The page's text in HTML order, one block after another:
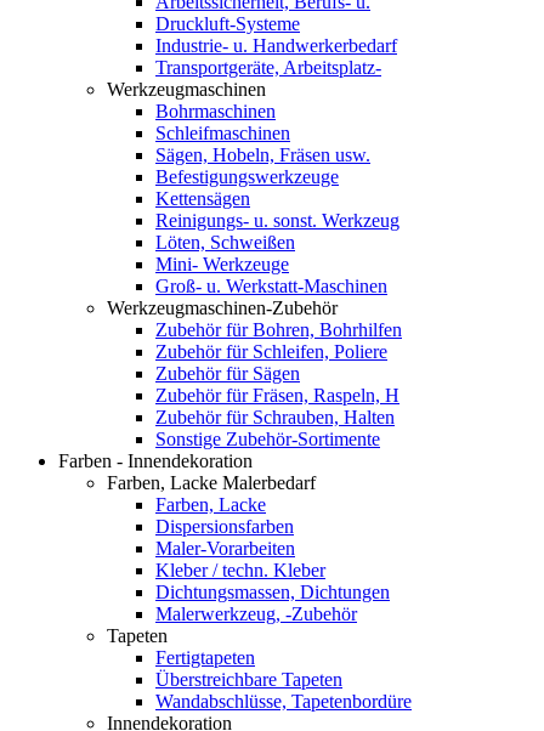
Druckluft-Systeme
Industrie- u. Handwerkerbedarf
Transportgeräte, Arbeitsplatz-
Werkzeugmaschinen
Bohrmaschinen
Schleifmaschinen
Sägen, Hobeln, Fräsen usw.
Befestigungswerkzeuge
Kettensägen
Reinigungs- u. sonst. Werkzeug
Löten, Schweißen
Mini- Werkzeuge
Groß- u. Werkstatt-Maschinen
Werkzeugmaschinen-Zubehör
Zubehör für Bohren, Bohrhilfen
Zubehör für Schleifen, Poliere
Zubehör für Sägen
Zubehör für Fräsen, Raspeln, H
Zubehör für Schrauben, Halten
Sonstige Zubehör-Sortimente
Farben - Innendekoration
Farben, Lacke Malerbedarf
Farben, Lacke
Dispersionsfarben
Maler-Vorarbeiten
Kleber / techn. Kleber
Dichtungsmassen, Dichtungen
Malerwerkzeug, -Zubehör
Tapeten
Fertigtapeten
Überstreichbare Tapeten
Wandabschlüsse, Tapetenbordüre
Innendekoration